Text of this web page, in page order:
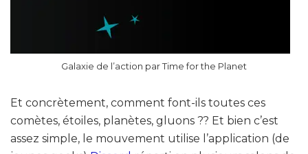
Galaxie de l’action par Time for the Planet
Et concrètement, comment font-ils toutes ces
comètes, étoiles, planètes, gluons ?? Et bien c’est
assez simple, le mouvement utilise l’application (de